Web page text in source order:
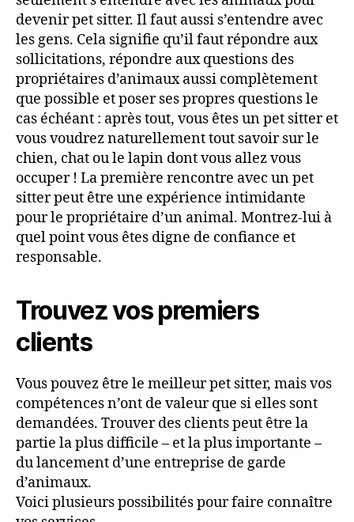
devenir pet sitter. Il faut aussi s’entendre avec
les gens. Cela signifie qu’il faut répondre aux
sollicitations, répondre aux questions des
propriétaires d’animaux aussi complètement
que possible et poser ses propres questions le
cas échéant : après tout, vous êtes un pet sitter et
vous voudrez naturellement tout savoir sur le
chien, chat ou le lapin dont vous allez vous
occuper ! La première rencontre avec un pet
sitter peut être une expérience intimidante
pour le propriétaire d’un animal. Montrez-lui à
quel point vous êtes digne de confiance et
responsable.
Trouvez vos premiers
clients
Vous pouvez être le meilleur pet sitter, mais vos
compétences n’ont de valeur que si elles sont
demandées. Trouver des clients peut être la
partie la plus difficile – et la plus importante –
du lancement d’une entreprise de garde
d’animaux.
Voici plusieurs possibilités pour faire connaître